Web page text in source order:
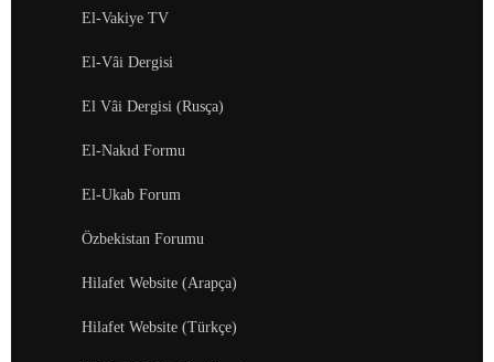
El-Vakiye TV
El-Vâi Dergisi
El Vâi Dergisi (Rusça)
El-Nakıd Formu
El-Ukab Forum
Özbekistan Forumu
Hilafet Website (Arapça)
Hilafet Website (Türkçe)